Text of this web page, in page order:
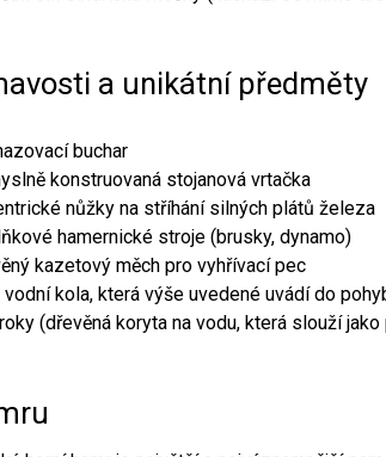
a unikátní předměty
buchar
konstruovaná stojanová vrtačka
nůžky na stříhání silných plátů železa
hamernické stroje (brusky, dynamo)
kazetový měch pro vyhřívací pec
kola, která výše uvedené uvádí do
(dřevěná koryta na vodu, která slouží